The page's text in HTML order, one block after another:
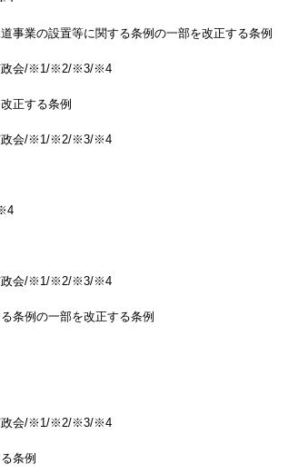
業の設置等に関する条例の一部を改正する条例
市政会/※1/※2/※3/※4
正する条例
市政会/※1/※2/※3/※4
市政会/※1/※2/※3/※4
条例の一部を改正する条例
市政会/※1/※2/※3/※4
条例